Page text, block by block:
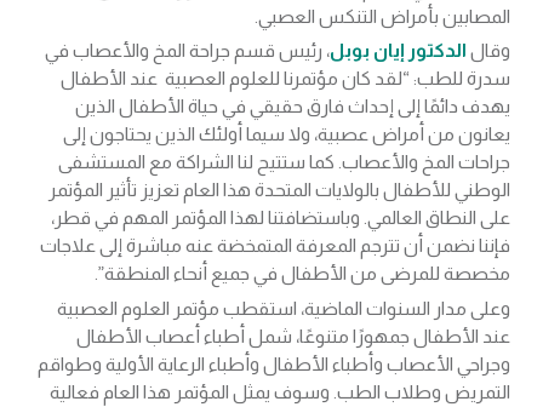
المصابين بأمراض التنكس العصبي.
وقال الدكتور إيان بوبل، رئيس قسم جراحة المخ والأعصاب في
سدرة للطب: “لقد كان مؤتمرنا للعلوم العصبية عند الأطفال
يهدف دائمًا إلى إحداث فارق حقيقي في حياة الأطفال الذين
يعانون من أمراض عصبية، ولا سيما أولئك الذين يحتاجون إلى
جراحات المخ والأعصاب. كما ستتيح لنا الشراكة مع المستشفى
الوطني للأطفال بالولايات المتحدة هذا العام تعزيز تأثير المؤتمر
على النطاق العالمي. وباستضافتنا لهذا المؤتمر المهم في قطر،
فإننا نضمن أن تترجم المعرفة المتمخضة عنه مباشرة إلى علاجات
مخصصة للمرضى من الأطفال في جميع أنحاء المنطقة”.
وعلى مدار السنوات الماضية، استقطب مؤتمر العلوم العصبية
عند الأطفال جمهورًا متنوعًا، شمل أطباء أعصاب الأطفال
وجراحي الأعصاب وأطباء الأطفال وأطباء الرعاية الأولية وطواقم
التمريض وطلاب الطب. وسوف يمثل المؤتمر هذا العام فعالية